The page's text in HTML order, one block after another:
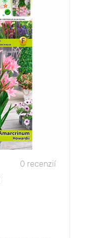
0 recenzií